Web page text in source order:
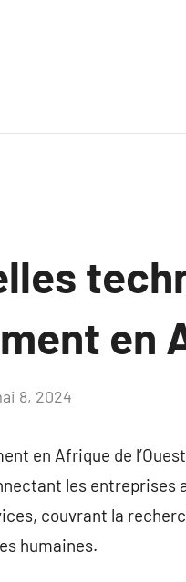
en
8, 2024
en Afrique de
les entreprises
couvrant la
humaines.